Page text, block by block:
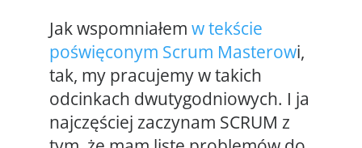
Jak wspomniałem w tekście
poświęconym Scrum Masterowi,
tak, my pracujemy w takich
odcinkach dwutygodniowych. I ja
najczęściej zaczynam SCRUM z